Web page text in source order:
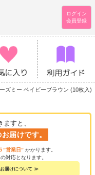
ログイン
会員登録
ズミー ベイビーブラウン (10枚入)
すと、
届けです。
”営業日” かかります。
対応となります。
お届けについて ≫